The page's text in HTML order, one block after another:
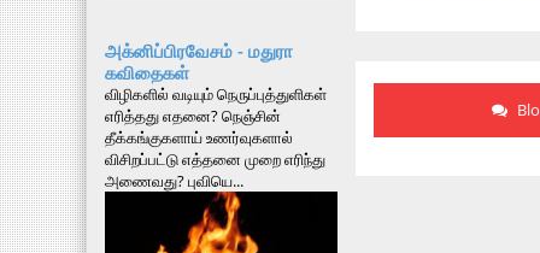
அக்னிப்பிரவேசம் - மதுரா
கவிதைகள்
விழிகளில் வடியும் நெருப்புத்துளிகள்
எரித்தது எதனை? நெஞ்சின்
தீக்கங்குகளாய் உணர்வுகளால்
விசிறப்பட்டு எத்தனை முறை எரிந்து
அணைவது? புவியெ...